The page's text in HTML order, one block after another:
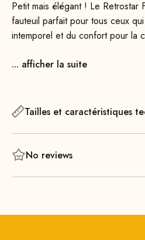
Petit mais élégant ! Le Retrostar
fauteuil parfait pour tous ceux
intemporel et du confort pour la
quel intérieur. Disponible en
massif et une multitude de
un véritable accroche-regard
... afficher la suite
Tailles et caractéristiques
No reviews